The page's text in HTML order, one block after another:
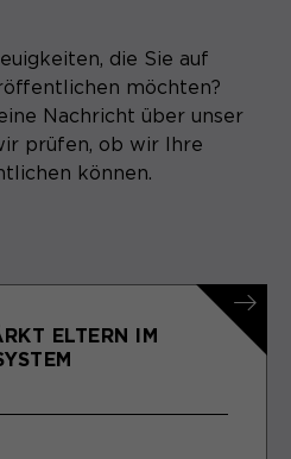
die Sie auf
möchten?
Nachricht über unser
prüfen, ob wir Ihre
können.
ELTERN IM